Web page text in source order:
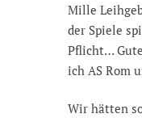
Mille
der Spiele
Pflicht…
ich AS Rom
Wir hätten